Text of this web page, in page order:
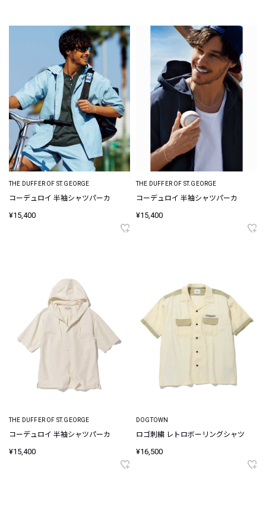
THE DUFFER OF ST.GEORGE
コーデュロイ 半袖シャツパーカ
¥15,400
THE DUFFER OF ST.GEORGE
コーデュロイ 半袖シャツパーカ
¥15,400
THE DUFFER OF ST.GEORGE
コーデュロイ 半袖シャツパーカ
¥15,400
DOGTOWN
ロゴ刺繍 レトロボーリングシャツ
¥16,500